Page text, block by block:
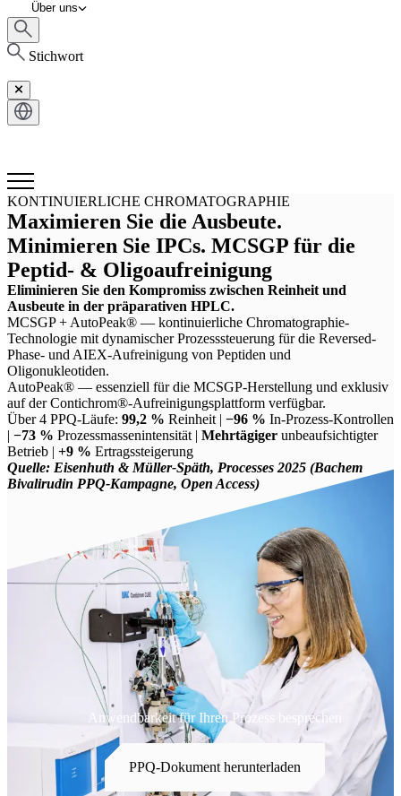
Über uns
Stichwort
KONTINUIERLICHE CHROMATOGRAPHIE
Maximieren Sie die Ausbeute.
Minimieren Sie IPCs. MCSGP für die
Peptid- & Oligoaufreinigung
Eliminieren Sie den Kompromiss zwischen Reinheit und
Ausbeute in der präparativen HPLC.
MCSGP + AutoPeak® — kontinuierliche Chromatographie-
Technologie mit dynamischer Prozesssteuerung für die Reversed-
Phase- und AIEX-Aufreinigung von Peptiden und
Oligonukleotiden.
AutoPeak® — essenziell für die MCSGP-Herstellung und exklusiv
auf der Contichrom®-Aufreinigungsplattform verfügbar.
Über 4 PPQ-Läufe: 99,2 % Reinheit | −96 % In-Prozess-Kontrollen
−73 % Prozessmassenintensität | Mehrtägiger unbeaufsichtigter
Betrieb | +9 % Ertragssteigerung
Quelle: Eisenhuth & Müller-Späth, Processes 2025 (Bachem
Bivalirudin PPQ-Kampagne, Open Access)
Anwendbarkeit für Ihren Prozess besprechen
PPQ-Dokument herunterladen